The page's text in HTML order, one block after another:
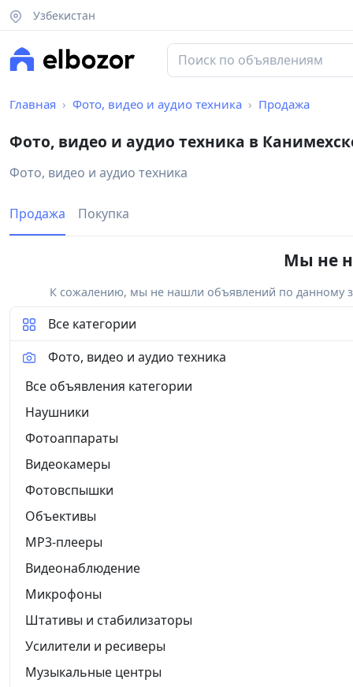
Узбекистан
Главная Фото, видео и аудио техника Продажа
Фото, видео и аудио техника в
Фото, видео и аудио техника
Продажа Покупка
Мы не
К сожалению, мы не нашли объявлений по данному
Все категории
Фото, видео и аудио техника
Все объявления категории
Наушники
Фотоаппараты
Видеокамеры
Фотовспышки
Объективы
MP3-плееры
Видеонаблюдение
Микрофоны
Штативы и стабилизаторы
Усилители и ресиверы
Музыкальные центры